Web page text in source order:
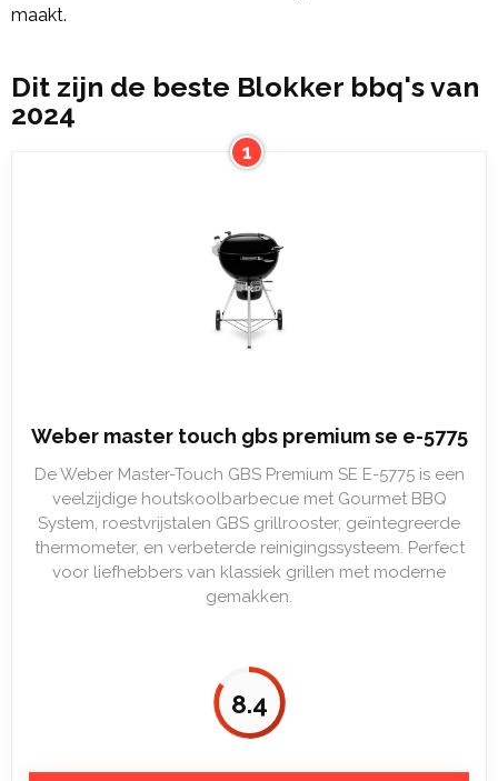
maakt.
Dit zijn de beste Blokker bbq's van
2024
1
Weber master touch gbs premium se e-5775
De Weber Master-Touch GBS Premium SE E-5775 is een
veelzijdige houtskoolbarbecue met Gourmet BBQ
System, roestvrijstalen GBS grillrooster, geïntegreerde
thermometer, en verbeterde reinigingssysteem. Perfect
voor liefhebbers van klassiek grillen met moderne
gemakken.
8.4